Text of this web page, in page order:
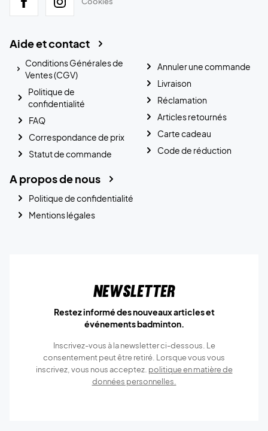
Aide et contact
Conditions Générales de
Ventes (CGV)
Politique de
confidentialité
FAQ
Correspondance de prix
Statut de commande
Annuler une commande
Livraison
Réclamation
Articles retournés
Carte cadeau
Code de réduction
A propos de nous
Politique de confidentialité
Mentions légales
Newsletter
Restez informé des nouveaux articles et
événements badminton.
Inscrivez-vous à la newsletter ci-dessous. Le
consentement peut être retiré. Lorsque vous vous
inscrivez, vous nous acceptez. politique en matière de
données personnelles.